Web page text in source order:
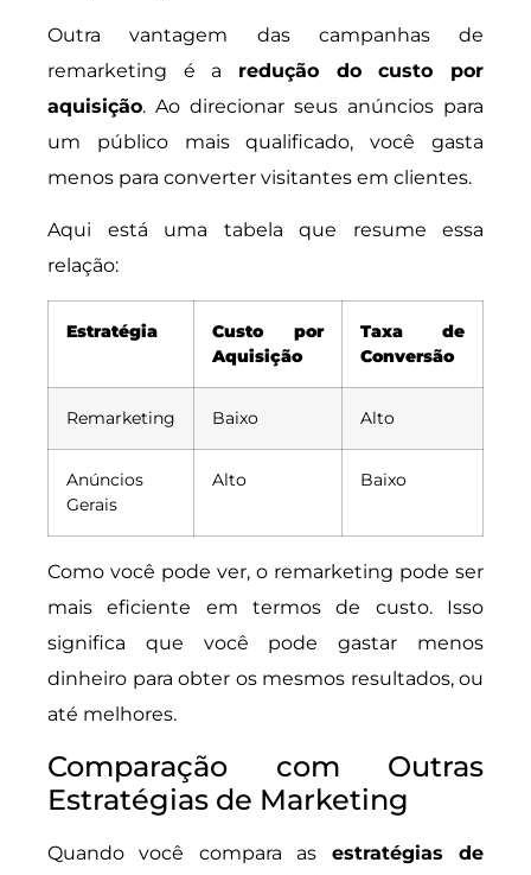
Outra vantagem das campanhas de
remarketing é a redução do custo por
aquisição. Ao direcionar seus anúncios para
um público mais qualificado, você gasta
menos para converter visitantes em clientes.
Aqui está uma tabela que resume essa
relação:
Estratégia
Custo por
Aquisição
Taxa de
Conversão
Remarketing Baixo Alto
Anúncios
Gerais
Alto Baixo
Como você pode ver, o remarketing pode ser
mais eficiente em termos de custo. Isso
significa que você pode gastar menos
dinheiro para obter os mesmos resultados, ou
até melhores.
Comparação com Outras
Estratégias de Marketing
Quando você compara as estratégias de